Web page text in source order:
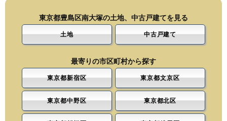
東京都豊島区南大塚の土地、中古戸建てを見る
土地 中古戸建て
最寄りの市区町村から探す
東京都新宿区 東京都文京区
東京都中野区 東京都北区